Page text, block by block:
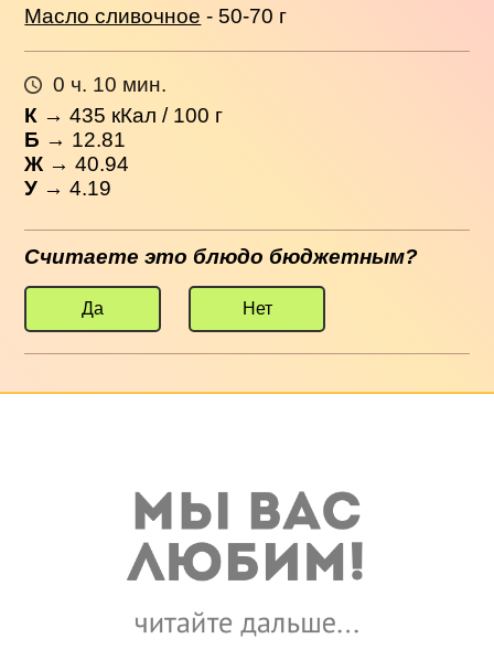
Масло сливочное - 50-70 г
0 ч. 10 мин.
К →435 кКал / 100 г
Б → 12.81
Ж → 40.94
У → 4.19
Считаете это блюдо бюджетным?
Да Нет